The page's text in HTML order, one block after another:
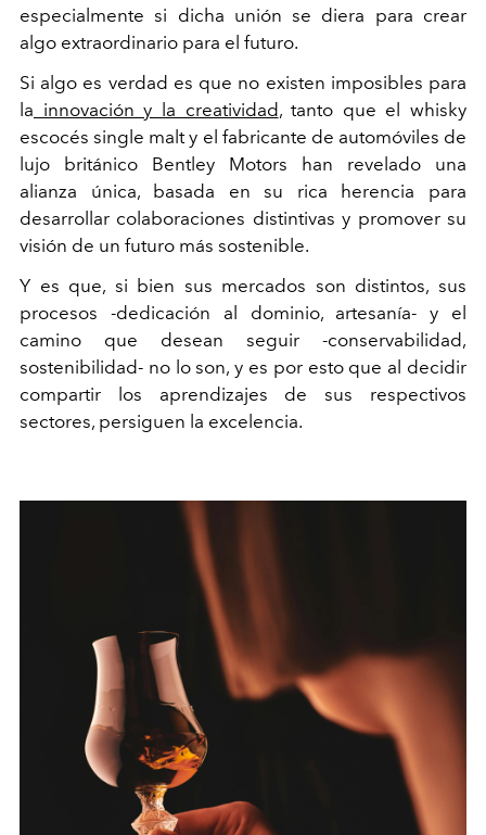
especialmente si dicha unión se diera para crear
algo extraordinario para el futuro.
Si algo es verdad es que no existen imposibles para
la innovación y la creatividad, tanto que el whisky
escocés single malt y el fabricante de automóviles de
lujo británico Bentley Motors han revelado una
alianza única, basada en su rica herencia para
desarrollar colaboraciones distintivas y promover su
visión de un futuro más sostenible.
Y es que, si bien sus mercados son distintos, sus
procesos -dedicación al dominio, artesanía- y el
camino que desean seguir -conservabilidad,
sostenibilidad- no lo son, y es por esto que al decidir
compartir los aprendizajes de sus respectivos
sectores, persiguen la excelencia.